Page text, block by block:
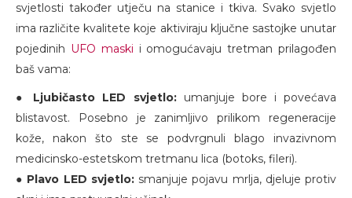
svjetlosti također utječu na stanice i tkiva. Svako svjetlo
ima različite kvalitete koje aktiviraju ključne sastojke unutar
pojedinih UFO maski i omogućavaju tretman prilagođen
baš vama:
● Ljubičasto LED svjetlo:umanjuje bore i povećava
blistavost. Posebno je zanimljivo prilikom regeneracije
kože, nakon što ste se podvrgnuli blago invazivnom
medicinsko-estetskom tretmanu lica (botoks, fileri).
● Plavo LED svjetlo:smanjuje pojavu mrlja, djeluje protiv